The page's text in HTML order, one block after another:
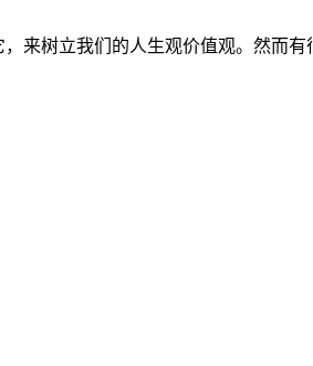
来树立我们的人生观价值观。然而